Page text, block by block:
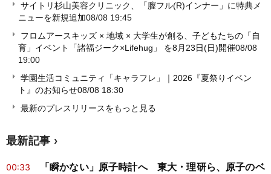
サイトリ杉山美容クリニック、「膣フル(R)インナー」に特典メ
ニューを新規追加08/08 19:45
フロムアースキッズ × 地域 × 大学生が創る、子どもたちの「自
育」イベント「諸福ジーク×Lifehug」 を8月23日(日)開催08/08
19:00
学園生活コミュニティ「キャラフレ」｜2026『夏祭りイベン
ト』のお知らせ08/08 18:30
最新のプレスリリースをもっと見る
最新記事
00:33
「瞬かない」原子時計へ 東大・理研ら、原子のベ